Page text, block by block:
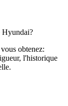
Hyundai?
obtenez:
l'historique